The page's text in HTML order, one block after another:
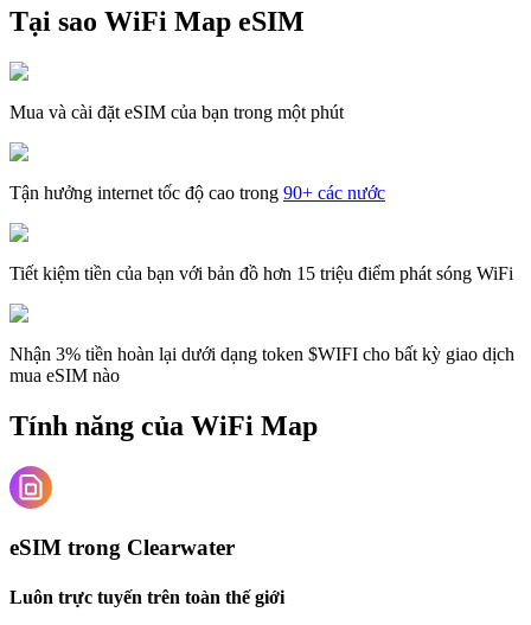
Tại sao WiFi Map eSIM
Mua và cài đặt eSIM của bạn trong một phút
Tận hưởng internet tốc độ cao trong 90+ các nước
Tiết kiệm tiền của bạn với bản đồ hơn 15 triệu điểm phát sóng WiFi
Nhận 3% tiền hoàn lại dưới dạng token $WIFI cho bất kỳ giao dịch
mua eSIM nào
Tính năng của WiFi Map
eSIM trong Clearwater
Luôn trực tuyến trên toàn thế giới